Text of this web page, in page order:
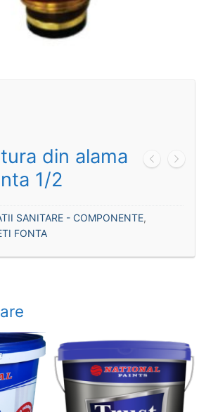
din alama
1/2
SANITARE - COMPONENTE,
FONTA